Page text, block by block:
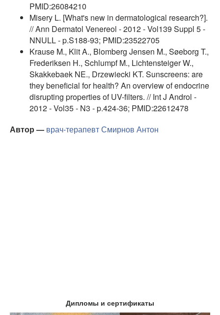
PMID:26084210
Misery L. [What's new in dermatological research?].
// Ann Dermatol Venereol - 2012 - Vol139 Suppl 5 -
NNULL - p.S188-93; PMID:23522705
Krause M., Klit A., Blomberg Jensen M., Søeborg T.,
Frederiksen H., Schlumpf M., Lichtensteiger W.,
Skakkebaek NE., Drzewiecki KT. Sunscreens: are
they beneficial for health? An overview of endocrine
disrupting properties of UV-filters. // Int J Androl -
2012 - Vol35 - N3 - p.424-36; PMID:22612478
Автор — врач-терапевтСмирнов Антон
Дипломы и сертификаты